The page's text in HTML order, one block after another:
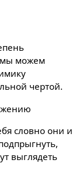
мы можем
чертой.
словно они и
выглядеть